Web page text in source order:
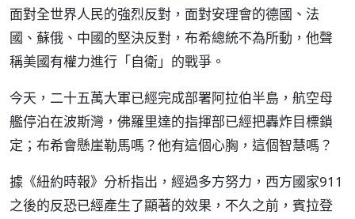
面對全世界人民的強烈反對，面對安理會的德國、法
國、蘇俄、中國的堅決反對，布希總統不為所動，他聲
稱美國有權力進行「自衛」的戰爭。
今天，二十五萬大軍已經完成部署阿拉伯半島，航空母
艦停泊在波斯灣，佛羅里達的指揮部已經把轟炸目標鎖
定；布希會懸崖勒馬嗎？他有這個心胸，這個智慧嗎？
據《紐約時報》分析指出，經過多方努力，西方國家911
之後的反恐已經產生了顯著的效果，不久之前，賓拉登